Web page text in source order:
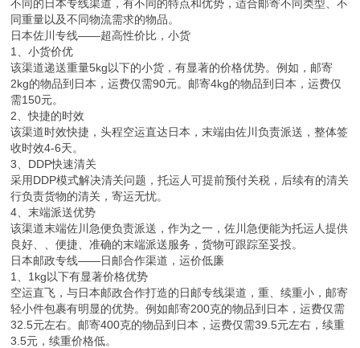
不同的日本专线渠道，有不同的特点和优势，适合邮寄不同类型、不
同重量以及不同物流需求的物品。
日本佐川专线——超高性价比，小货
1、小货价优
该渠道递送重量5kg以下的小货，有显著的价格优势。例如，邮寄
2kg的物品到日本，运费仅需90元。邮寄4kg的物品到日本，运费仅
需150元。
2、快捷的时效
该渠道时效快捷，头程空运直达日本，末端由佐川负责派送，整体签
收时效4-6天。
3、DDP快速清关
采用DDP模式解决清关问题，托运人可提前预付关税，后续有的清关
行负责货物的清关，寄运无忧。
4、末端派送优势
该渠道末端佐川急便负责派送，作为之一，佐川急便能为托运人提供
良好、、便捷、准确的末端派送服务，货物可跟踪至妥投。
日本邮政专线——日邮合作渠道，运价低廉
1、1kg以下有显著价格优势
空运直飞，与日本邮政合作打造的日邮专线渠道，重、续重小，邮寄
轻小件包裹有明显的优势。例如邮寄200克的物品到日本，运费仅需
32.5元左右。邮寄400克的物品到日本，运费仅需39.5元左右，续重
3.5元，续重价格低。